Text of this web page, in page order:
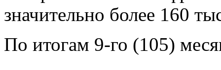
значительно более 160
По итогам 9-го (105)